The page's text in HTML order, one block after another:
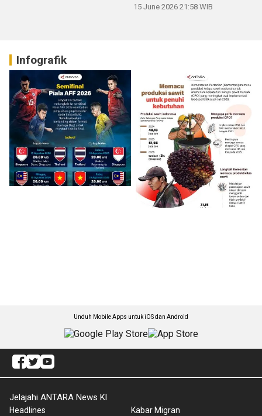
15 June 2026 21:58 WIB
Infografik
Unduh Mobile Apps untuk iOS dan Android
Jelajahi ANTARA News Kl
Headlines
Kabar Migran